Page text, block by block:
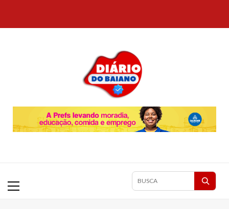
content
Primary
Pesquisar